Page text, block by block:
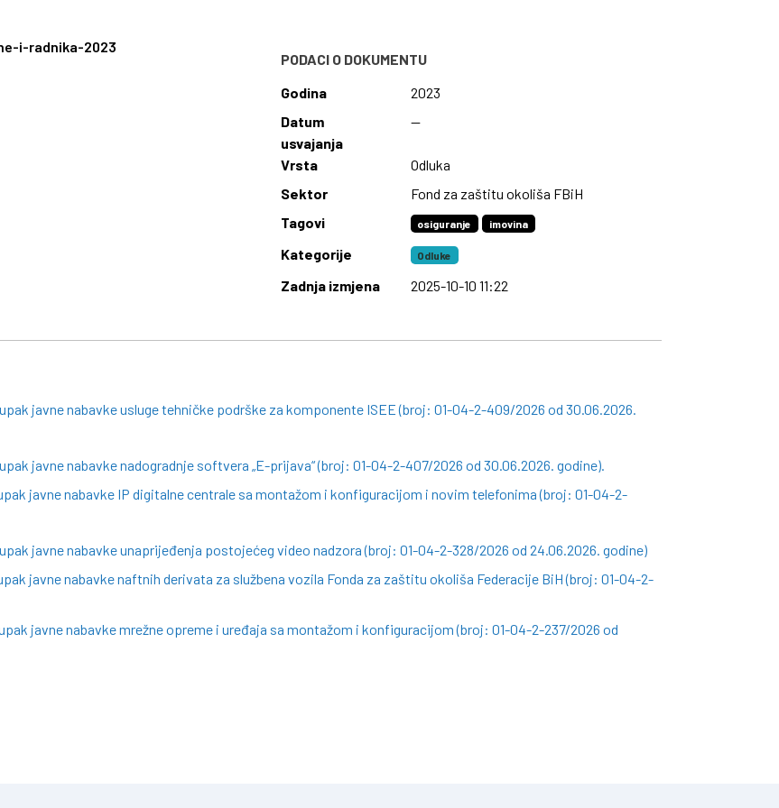
i-radnika-2023
PODACI O DOKUMENTU
Godina
2023
Datum
usvajanja
—
Vrsta
Odluka
Sektor
Fond za zaštitu okoliša FBiH
Tagovi
osiguranje imovina
Kategorije Odluke
Zadnja izmjena 2025-10-10 11:22
javne nabavke usluge tehničke podrške za komponente ISEE (broj: 01-04-2-409/2026 od 30.06.2026.
javne nabavke nadogradnje softvera „E-prijava“ (broj: 01-04-2-407/2026 od 30.06.2026. godine).
javne nabavke IP digitalne centrale sa montažom i konfiguracijom i novim telefonima (broj: 01-04-2-
javne nabavke unaprijeđenja postojećeg video nadzora (broj: 01-04-2-328/2026 od 24.06.2026. godine)
javne nabavke naftnih derivata za službena vozila Fonda za zaštitu okoliša Federacije BiH (broj: 01-04-2-
javne nabavke mrežne opreme i uređaja sa montažom i konfiguracijom (broj: 01-04-2-237/2026 od